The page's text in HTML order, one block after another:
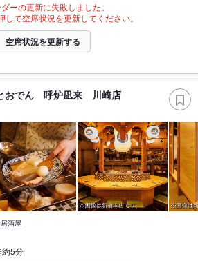
ーの更新に失敗しました。
して空席状況を更新してください。
空席状況を更新する
とおでん 呼炉凪来 川崎店
酒屋
約5分